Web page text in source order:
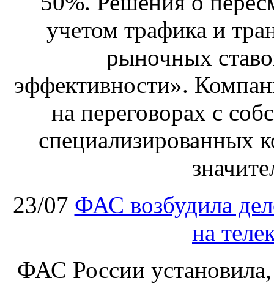
учетом трафика и
рыночных
эффективности».
на переговорах с
специализированных
23/07 ФАС возбудила
на
ФАС России установила,